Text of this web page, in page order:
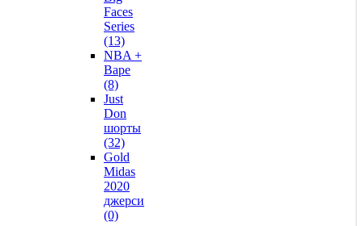
Faces
Series
(13)
NBA +
Bape
(8)
Just
Don
шорты
(32)
Gold
Midas
2020
джерси
(0)